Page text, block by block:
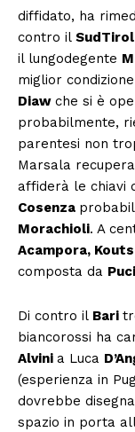
diffidato, ha
contro il SudTirol
il lungodegente
miglior
Diaw che si è
probabilmente,
parentesi non
Marsala
affiderà le chiavi
Cosenza
Morachioli. A
Acampora,
composta da
Di contro il Bari
biancorossi ha
Alvini a Luca
(esperienza in
dovrebbe
spazio in porta